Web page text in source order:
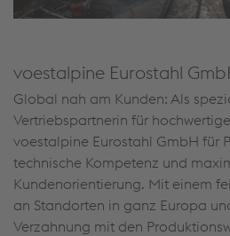
voestalpine Eurostahl
Global nah am Kunden: Als
Vertriebspartnerin für
voestalpine Eurostahl GmbH für
technische Kompetenz und
Kundenorientierung. Mit einem
an Standorten in ganz Europa
Verzahnung mit den